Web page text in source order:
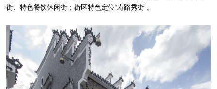
街、特色餐饮休闲街；街区特色定位“寿路秀街”。